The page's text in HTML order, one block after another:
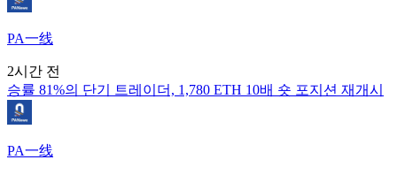
PA一线
2시간 전
승률 81%의 단기 트레이더, 1,780 ETH 10배 숏 포지션 재개시
PA一线